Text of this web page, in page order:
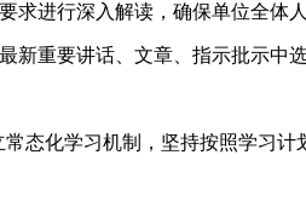
进行深入解读，确保单位全体
重要讲话、文章、指示批示中
态化学习机制，坚持按照学习